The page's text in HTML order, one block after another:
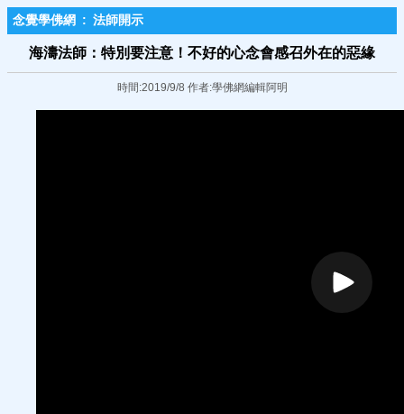
念覺學佛網 : 法師開示
海濤法師：特別要注意！不好的心念會感召外在的惡緣
時間:2019/9/8 作者:學佛網編輯阿明